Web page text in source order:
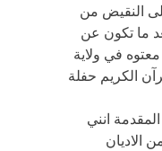
النقيض من
ما تكون عن
في ولاية
الكريم حفلة
انني
الاديان